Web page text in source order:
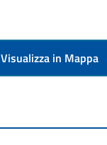
Visualizza in Mappa